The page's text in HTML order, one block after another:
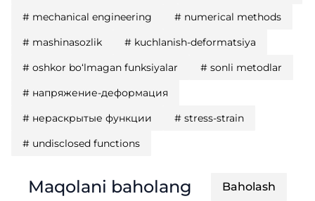
# mechanical engineering # numerical methods
# mashinasozlik # kuchlanish-deformatsiya
# oshkor bo‘lmagan funksiyalar # sonli metodlar
# напряжение-деформация
# нераскрытые функции # stress-strain
# undisclosed functions
Maqolani baholang Baholash